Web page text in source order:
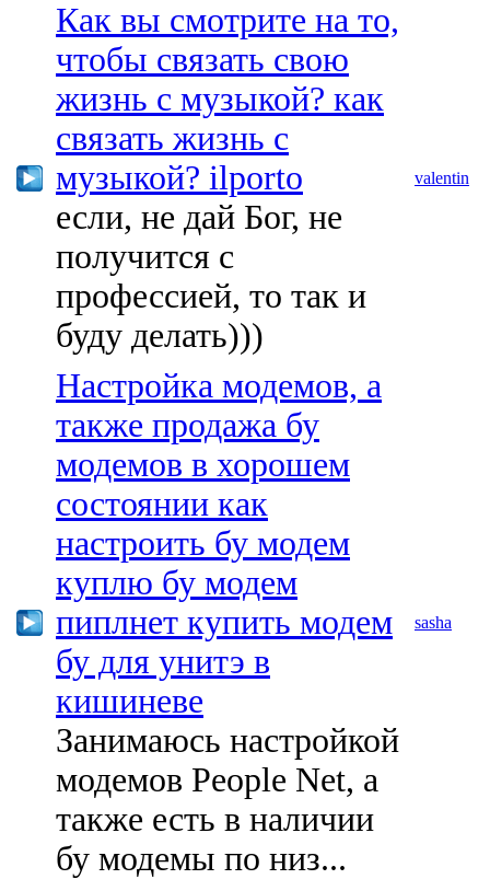
Как вы смотрите на то,
чтобы связать свою
жизнь с музыкой? как
связать жизнь с
музыкой? ilporto
если, не дай Бог, не
получится с
профессией, то так и
буду делать)))
valentin
Настройка модемов, а
также продажа бу
модемов в хорошем
состоянии как
настроить бу модем
куплю бу модем
пиплнет купить модем
бу для унитэ в
кишиневе
Занимаюсь настройкой
модемов People Net, а
также есть в наличии
бу модемы по низ...
sasha